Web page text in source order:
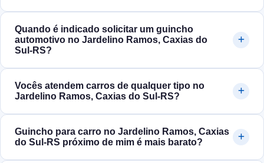
Quando é indicado solicitar um guincho
automotivo no Jardelino Ramos, Caxias do
Sul‑RS?
Vocês atendem carros de qualquer tipo no
Jardelino Ramos, Caxias do Sul‑RS?
Guincho para carro no Jardelino Ramos, Caxias
do Sul‑RS próximo de mim é mais barato?